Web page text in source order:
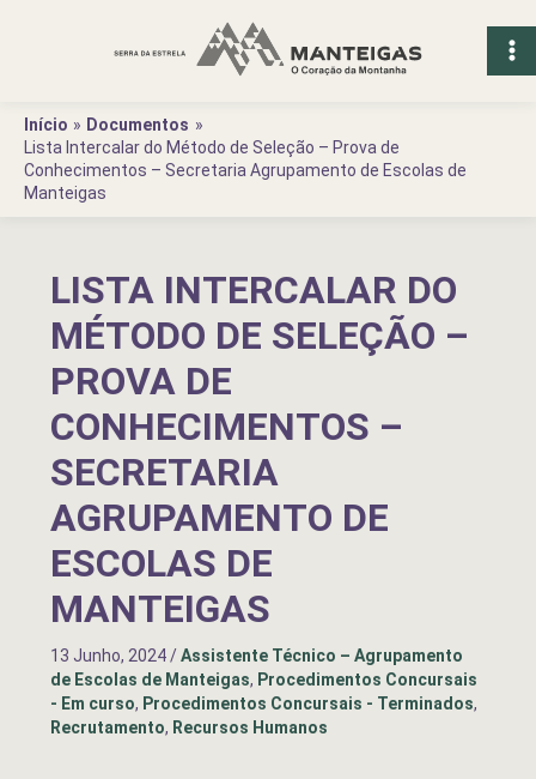
Início
Documentos
Lista Intercalar do Método de Seleção – Prova de
Conhecimentos – Secretaria Agrupamento de Escolas de
Manteigas
LISTA INTERCALAR DO
MÉTODO DE SELEÇÃO –
PROVA DE
CONHECIMENTOS –
SECRETARIA
AGRUPAMENTO DE
ESCOLAS DE
MANTEIGAS
13 Junho, 2024/Assistente Técnico – Agrupamento
de Escolas de Manteigas, Procedimentos Concursais
- Em curso, Procedimentos Concursais - Terminados,
Recrutamento, Recursos Humanos